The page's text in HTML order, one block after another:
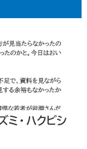
ミ・ハクビシ